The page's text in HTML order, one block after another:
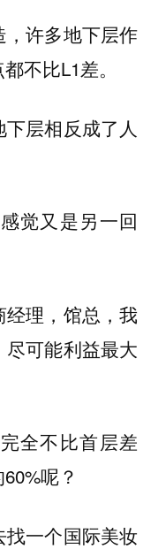
，许多地下层作
不比L1差。
层相反成了人
觉又是另一回
理，馆总，我
可能利益最大
全不比首层差
呢？
一个国际美妆